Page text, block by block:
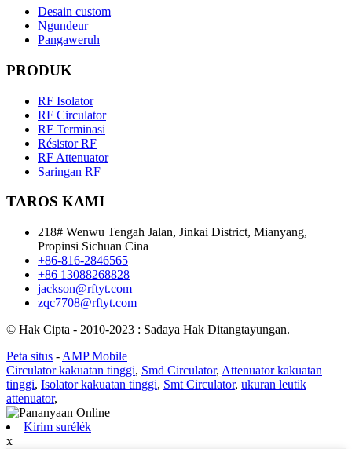
Desain custom
Ngundeur
Pangaweruh
PRODUK
RF Isolator
RF Circulator
RF Terminasi
Résistor RF
RF Attenuator
Saringan RF
TAROS KAMI
218# Wenwu Tengah Jalan, Jinkai District, Mianyang,
Propinsi Sichuan Cina
+86-816-2846565
+86 13088268828
jackson@rftyt.com
zqc7708@rftyt.com
© Hak Cipta - 2010-2023 : Sadaya Hak Ditangtayungan.
Peta situs - AMP Mobile
Circulator kakuatan tinggi, Smd Circulator, Attenuator kakuatan
tinggi, Isolator kakuatan tinggi, Smt Circulator, ukuran leutik
attenuator,
Kirim surélék
x